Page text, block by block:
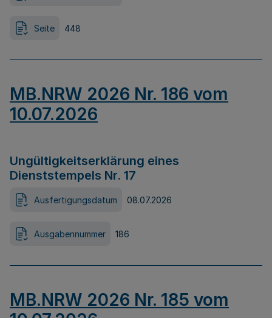
Seite 448
MB.NRW 2026 Nr. 186 vom
10.07.2026
Ungültigkeitserklärung eines
Dienststempels Nr. 17
Ausfertigungsdatum 08.07.2026
Ausgabennummer 186
MB.NRW 2026 Nr. 185 vom